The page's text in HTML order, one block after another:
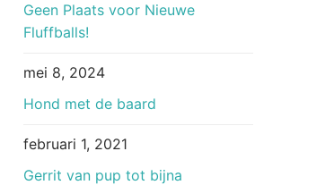
Geen Plaats voor Nieuwe
Fluffballs!
mei 8, 2024
Hond met de baard
februari 1, 2021
Gerrit van pup tot bijna